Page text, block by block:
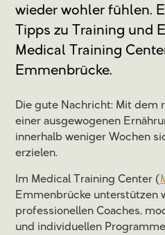
wieder wohler fühlen.
Tipps zu Training und
Medical Training
Emmenbrücke.
Die gute Nachricht: Mit dem
einer ausgewogenen
innerhalb weniger Wochen
erzielen.
Im Medical Training Center (
Emmenbrücke unterstützen
professionellen Coaches,
und individuellen